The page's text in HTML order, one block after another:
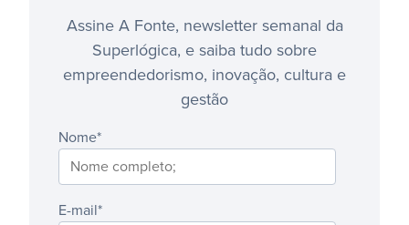
Assine A Fonte, newsletter semanal da
Superlógica, e saiba tudo sobre
empreendedorismo, inovação, cultura e
gestão
Nome*
E-mail*